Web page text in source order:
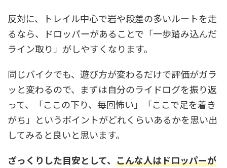
反対に、トレイル中心で岩や段差の多いルートを走
るなら、ドロッパーがあることで「一歩踏み込んだ
ライン取り」がしやすくなります。
同じバイクでも、遊び方が変わるだけで評価がガラ
ッと変わるので、まずは自分のライドログを振り返
って、「ここの下り、毎回怖い」「ここで足を着き
がち」というポイントがどれくらいあるかを思い出
してみると良いと思います。
ざっくりした目安として、 こんな人はドロッパーが